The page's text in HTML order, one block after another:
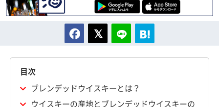
目次
ブレンデッドウイスキーとは？
ウイスキーの産地とブレンデッドウイスキーの